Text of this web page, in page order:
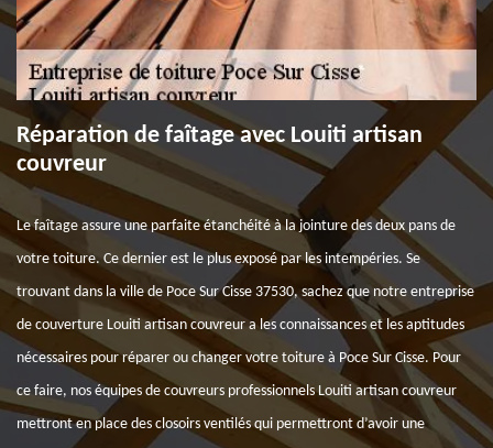
Réparation de faîtage avec Louiti artisan
couvreur
Le faîtage assure une parfaite étanchéité à la jointure des deux pans de
votre toiture. Ce dernier est le plus exposé par les intempéries. Se
trouvant dans la ville de Poce Sur Cisse 37530, sachez que notre entreprise
de couverture Louiti artisan couvreur a les connaissances et les aptitudes
nécessaires pour réparer ou changer votre toiture à Poce Sur Cisse. Pour
ce faire, nos équipes de couvreurs professionnels Louiti artisan couvreur
mettront en place des closoirs ventilés qui permettront d’avoir une